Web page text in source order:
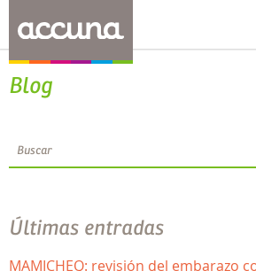
Blog
Últimas entradas
MAMICHEQ: revisión del embarazo